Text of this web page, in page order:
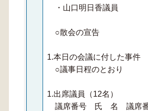
・山口明日香議員
○散会の宣告
1.本日の会議に付した事件
○議事日程のとおり
1.出席議員（12名）
議席番号 氏 名 議席